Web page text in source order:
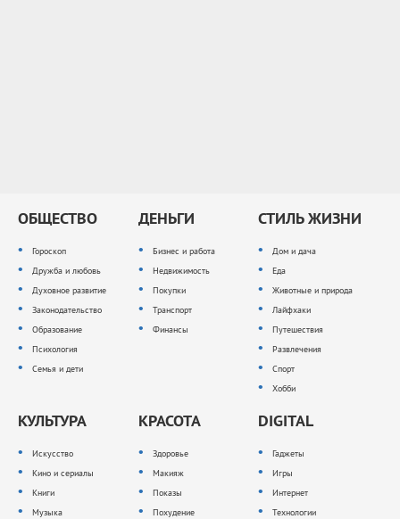
ОБЩЕСТВО
Гороскоп
Дружба и любовь
Духовное развитие
Законодательство
Образование
Психология
Семья и дети
ДЕНЬГИ
Бизнес и работа
Недвижимость
Покупки
Транспорт
Финансы
СТИЛЬ ЖИЗНИ
Дом и дача
Еда
Животные и природа
Лайфхаки
Путешествия
Развлечения
Спорт
Хобби
КУЛЬТУРА
Искусство
Кино и сериалы
Книги
Музыка
КРАСОТА
Здоровье
Макияж
Показы
Похудение
DIGITAL
Гаджеты
Игры
Интернет
Технологии